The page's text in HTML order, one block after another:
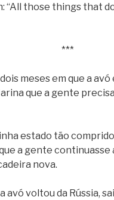
“All those things that
***
meses em que a
que a gente
estado tão
a gente continuasse
nova.
avó voltou da Rússia,